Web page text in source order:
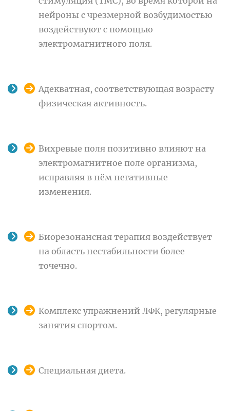
нейроны с чрезмерной возбудимостью
воздействуют с помощью
электромагнитного поля.
Адекватная, соответствующая возрасту
физическая активность.
Вихревые поля позитивно влияют на
электромагнитное поле организма,
исправляя в нём негативные
изменения.
Биорезонансная терапия воздействует
на область нестабильности более
точечно.
Комплекс упражнений ЛФК, регулярные
занятия спортом.
Специальная диета.